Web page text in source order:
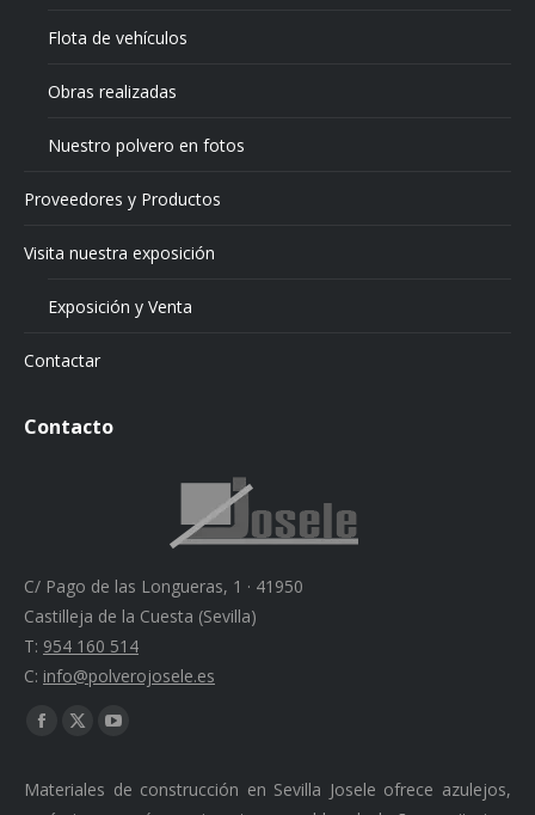
Flota de vehículos
Obras realizadas
Nuestro polvero en fotos
Proveedores y Productos
Visita nuestra exposición
Exposición y Venta
Contactar
Contacto
C/ Pago de las Longueras, 1 · 41950
Castilleja de la Cuesta (Sevilla)
T: 954 160 514
C: info@polverojosele.es
Find us on:
Facebook
opens
X
opens
YouTube
opens
Materiales de construcción en Sevilla Josele ofrece azulejos,